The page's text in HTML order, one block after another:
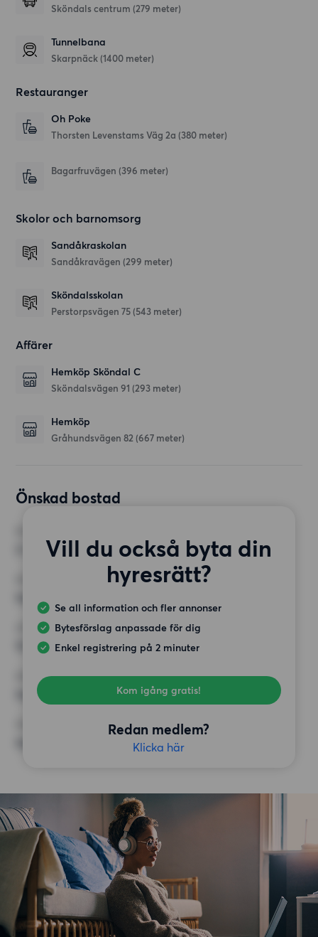
Sköndals centrum (279 meter)
Tunnelbana
Skarpnäck (1400 meter)
Restauranger
Oh Poke
Thorsten Levenstams Väg 2a (380 meter)
Bagarfruvägen (396 meter)
Skolor och barnomsorg
Sandåkraskolan
Sandåkravägen (299 meter)
Sköndalsskolan
Perstorpsvägen 75 (543 meter)
Affärer
Hemköp Sköndal C
Sköndalsvägen 91 (293 meter)
Hemköp
Gråhundsvägen 82 (667 meter)
Önskad bostad
Vill du också byta din
hyresrätt?
Se all information och fler annonser
Bytesförslag anpassade för dig
Enkel registrering på 2 minuter
Kom igång gratis!
Redan medlem?
Klicka här
MINST ANTAL KVADRATMETER
HÖGSTA HYRA
12 000 kr
Inga speciella krav
ÖVRIGA PREFERENSER
Inga speciella preferenser